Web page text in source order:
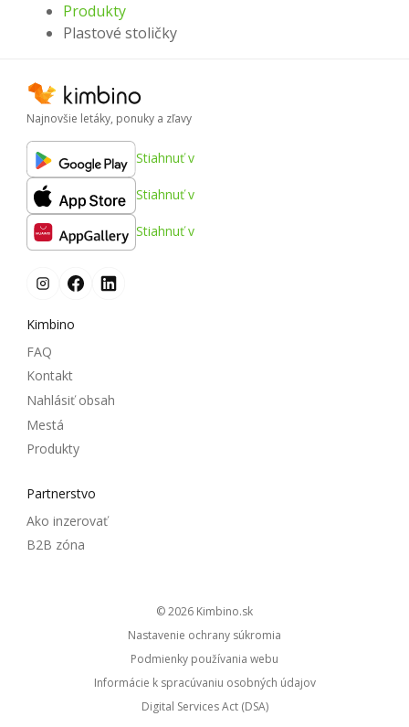
Produkty
Plastové stoličky
Najnovšie letáky, ponuky a zľavy
Stiahnuť v
Stiahnuť v
Stiahnuť v
Kimbino
FAQ
Kontakt
Nahlásiť obsah
Mestá
Produkty
Partnerstvo
Ako inzerovať
B2B zóna
© 2026
kimbino.sk
Nastavenie ochrany súkromia
Podmienky používania webu
Informácie k spracúvaniu osobných údajov
Digital Services Act (DSA)